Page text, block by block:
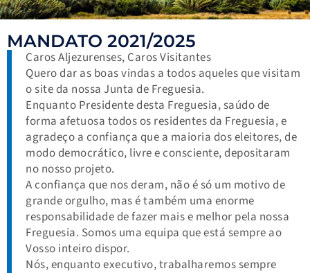
MANDATO 2021/2025
Caros Aljezurenses, Caros Visitantes
Quero dar as boas vindas a todos aqueles que visitam
o site da nossa Junta de Freguesia.
Enquanto Presidente desta Freguesia, saúdo de
forma afetuosa todos os residentes da Freguesia, e
agradeço a confiança que a maioria dos eleitores, de
modo democrático, livre e consciente, depositaram
no nosso projeto.
A confiança que nos deram, não é só um motivo de
grande orgulho, mas é também uma enorme
responsabilidade de fazer mais e melhor pela nossa
Freguesia. Somos uma equipa que está sempre ao
Vosso inteiro dispor.
Nós, enquanto executivo, trabalharemos sempre